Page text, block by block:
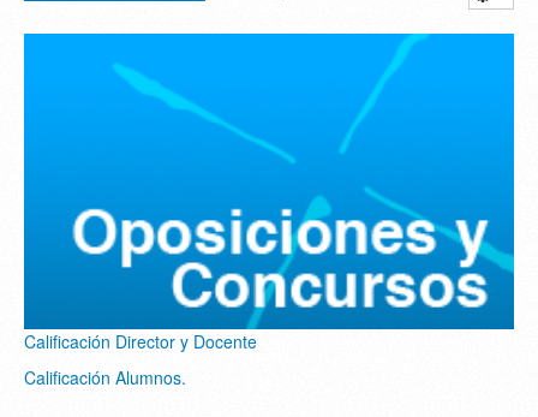
Calificación Director y Docente
Calificación Alumnos.